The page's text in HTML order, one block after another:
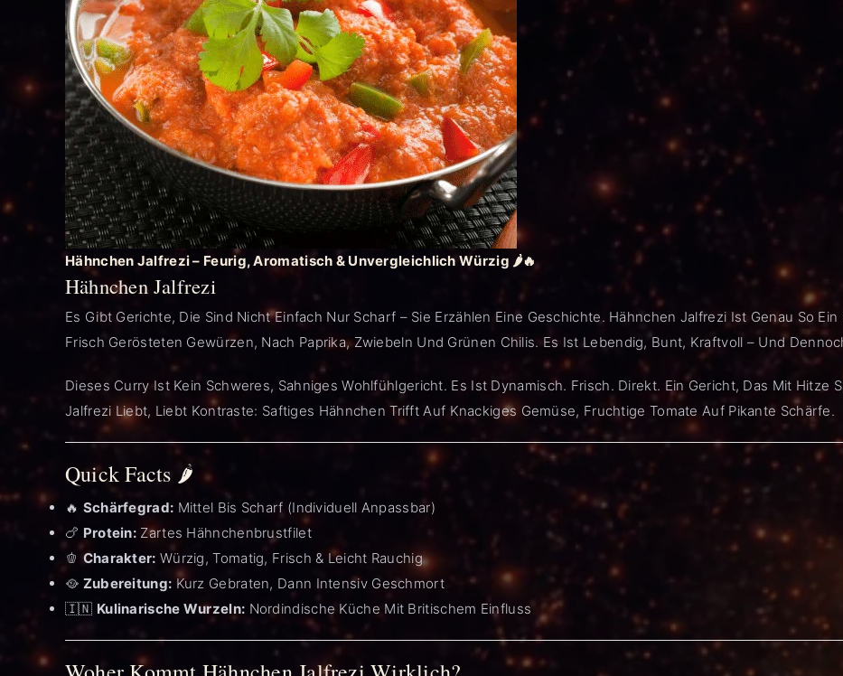
Hähnchen Jalfrezi – Feurig, Aromatisch & Unvergleichlich Würzig 🌶️🔥
Hähnchen Jalfrezi
Es Gibt Gerichte, Die Sind Nicht Einfach Nur Scharf – Sie Erzählen Eine Geschichte. Hähnchen Jalfrezi Ist Genau So
Frisch Gerösteten Gewürzen, Nach Paprika, Zwiebeln Und Grünen Chilis. Es Ist Lebendig, Bunt, Kraftvoll – Und
Dieses Curry Ist Kein Schweres, Sahniges Wohlfühlgericht. Es Ist Dynamisch. Frisch. Direkt. Ein Gericht, Das Mit Hitze
Jalfrezi Liebt, Liebt Kontraste: Saftiges Hähnchen Trifft Auf Knackiges Gemüse, Fruchtige Tomate Auf Pikante Schärfe.
Quick Facts 🌶️
🔥 Schärfegrad: Mittel Bis Scharf (individuell Anpassbar)
🍗 Protein: Zartes Hähnchenbrustfilet
🫑 Charakter: Würzig, Tomatig, Frisch & Leicht Rauchig
🥘 Zubereitung: Kurz Gebraten, Dann Intensiv Geschmort
🇮🇳 Kulinarische Wurzeln: Nordindische Küche Mit Britischem Einfluss